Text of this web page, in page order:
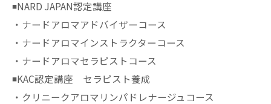
◾️NARD JAPAN認定講座
・ナードアロマアドバイザーコース
・ナードアロマインストラクターコース
・ナードアロマセラピストコース
◾️KAC認定講座 セラピスト養成
・クリニークアロマリンパドレナージュコース